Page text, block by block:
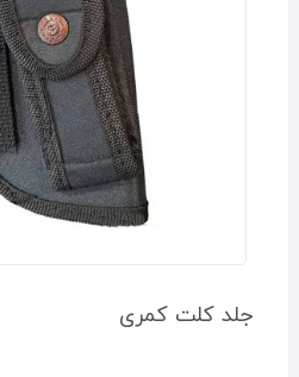
جلد کلت کمری